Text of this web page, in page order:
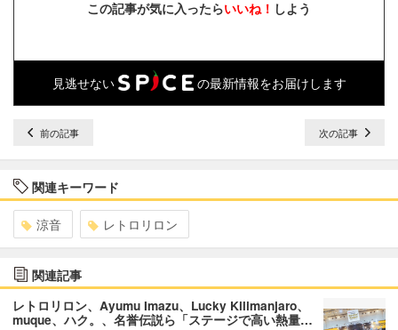
この記事が気に入ったらいいね！ しよう
見逃せない の最新情報をお届けします
前の記事 次の記事
関連キーワード
涼音 レトロリロン
関連記事
レトロリロン、Ayumu Imazu、Lucky Kilimanjaro、
muque、ハク。、名誉伝説ら「ステージで高い熱量…